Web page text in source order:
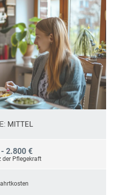
MITTEL
2.800 €
der Pflegekraft